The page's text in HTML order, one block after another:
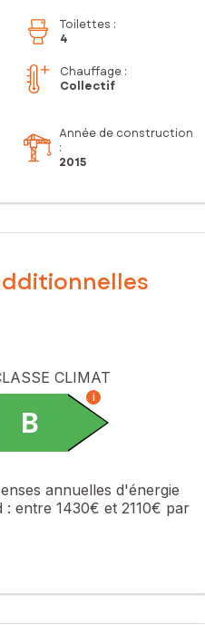
Toilettes :
4
Chauffage :
Collectif
Année de construction
:
2015
CLIMAT
B
i
annuelles d'énergie
: entre 1430€ et 2110€ par